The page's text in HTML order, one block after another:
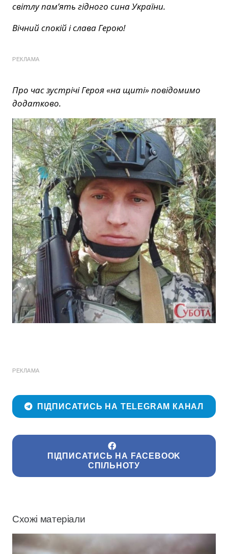
світлу пам’ять гідного сина України.
Вічний спокій і слава Герою!
РЕКЛАМА
Про час зустрічі Героя «на щиті» повідомимо
додатково.
РЕКЛАМА
ПІДПИСАТИСЬ НА TELEGRAM КАНАЛ
ПІДПИСАТИСЬ НА FACEBOOK
СПІЛЬНОТУ
Схожі матеріали